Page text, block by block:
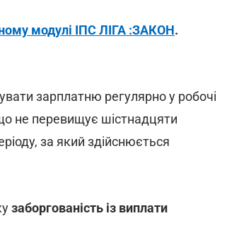
модулі ІПС ЛІГА :ЗАКОН.
зарплатню регулярно у робочі
не перевищує шістнадцяти
за який здійснюється
заборгованість із виплати